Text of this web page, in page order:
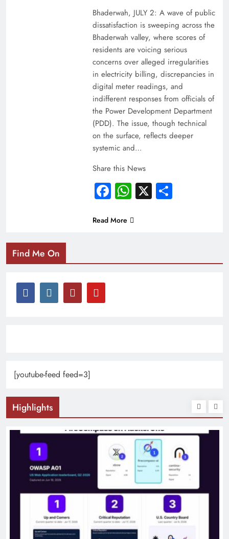
Bhaderwah, JULY 2: A wave of public
dissatisfaction is sweeping across the
Bhaderwah valley, where scores of
residents are voicing serious
concerns over alleged irregularities
in electricity billing, discrepancies in
digital meter readings, and
indifferent responses from officials of
the Power Development Department
(PDD). The issue, though technical
on the surface, reflects deeper
systemic and…
Share this News
Facebook
WhatsApp
X Share
Read More
Find Me On
[youtube-feed feed=3]
Highlights